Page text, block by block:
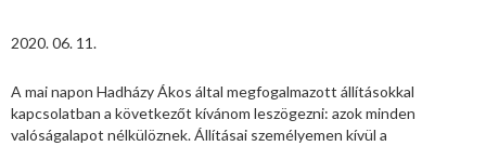
2020. 06. 11.
A mai napon Hadházy Ákos által megfogalmazott állításokkal
kapcsolatban a következőt kívánom leszögezni: azok minden
valóságalapot nélkülöznek. Állításai személyemen kívül a